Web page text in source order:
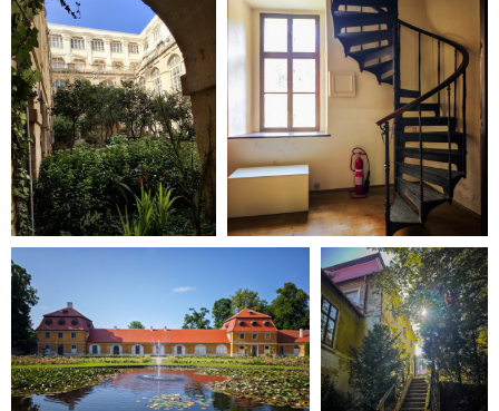
POPULÁRNE DNES
OBĽUBENÉ
OBĽUBENÍ AUTORI
VYHĽADÁVANIE
PORADŇA
SÚŤAŽE
KALENDÁR AKCIÍ
WORKSHOPY
OBCHOD